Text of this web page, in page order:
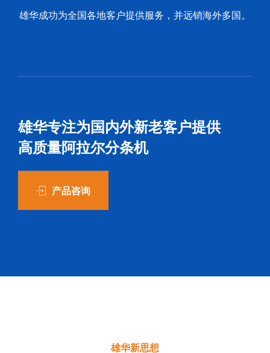
雄华成功为全国各地客户提供服务，并远销海外多国。
雄华专注为国内外新老客户提供
高质量阿拉尔分条机
产品咨询
雄华新思想